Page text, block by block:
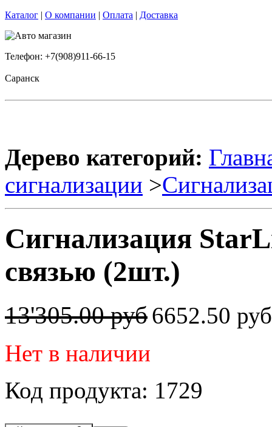
Каталог | О компании | Оплата | Доставка
Телефон: +7(908)911-66-15
Саранск
Дерево категорий:
сигнализации >
Сигнализация
связью (2шт.)
13'305.00 руб6652.50
Нет в наличии
Код продукта: 1729